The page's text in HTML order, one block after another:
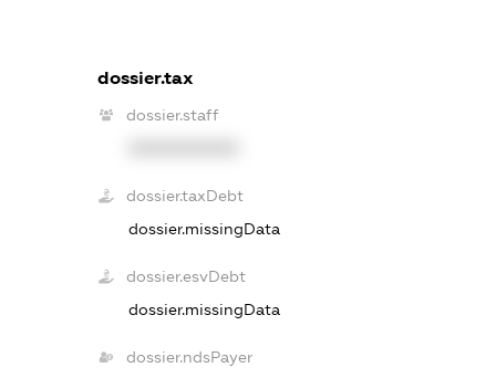
dossier.tax
dossier.staff
dossier.taxDebt
dossier.missingData
dossier.esvDebt
dossier.missingData
dossier.ndsPayer